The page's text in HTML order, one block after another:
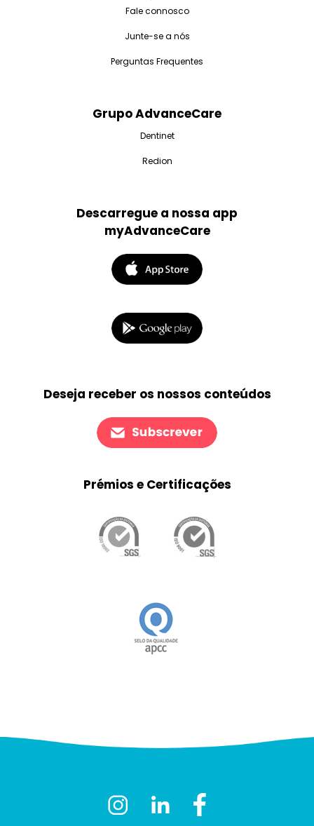
Fale connosco
Junte-se a nós
Perguntas Frequentes
Grupo AdvanceCare
Dentinet
Redion
Descarregue a nossa app
myAdvanceCare
Deseja receber os nossos conteúdos
Prémios e Certificações